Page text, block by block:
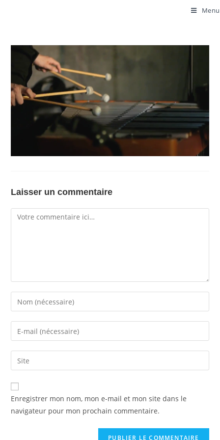
Menu
Laisser un commentaire
Enregistrer mon nom, mon e-mail et mon site dans le
navigateur pour mon prochain commentaire.